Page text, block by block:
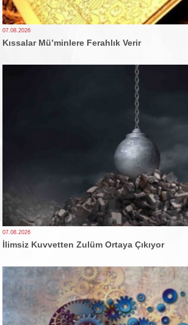
07.08.2026
Kıssalar Mü’minlere Ferahlık Verir
07.08.2026
İlimsiz Kuvvetten Zulüm Ortaya Çıkıyor